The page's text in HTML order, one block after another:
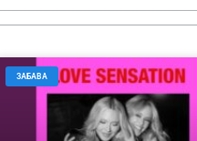
ЗАБАВА